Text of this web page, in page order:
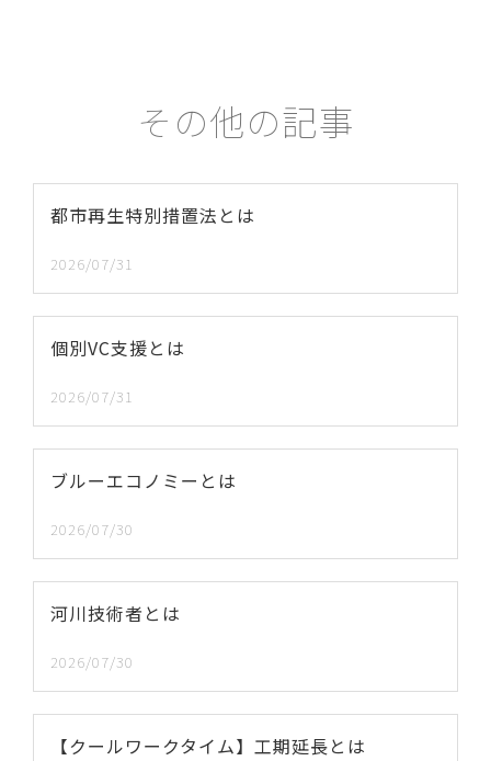
その他の記事
都市再生特別措置法とは
2026/07/31
個別VC支援とは
2026/07/31
ブルーエコノミーとは
2026/07/30
河川技術者とは
2026/07/30
【クールワークタイム】工期延長とは